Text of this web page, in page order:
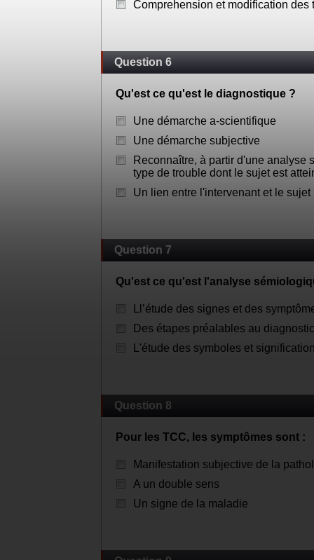
Comprehension et modification des
Question 6
Qu'est ce qu'est le diagnostique ?
Une démarche a-scientifique
Une démarche subjective
Reconnaître, à partir d'une analyse
type de trouble dont le sujet est
Un lien entre l'intervenant et le sujet
Question 7
Qu'est ce qu'est l'analyse
Ll’étude des signes et des
Des étapes préalables au diagnostic
L'étude des symboles et
Question 8
Pour les TCC, les symptômes sont :
Manifestation subjective de la
A un double sens
Un signe de la maladie